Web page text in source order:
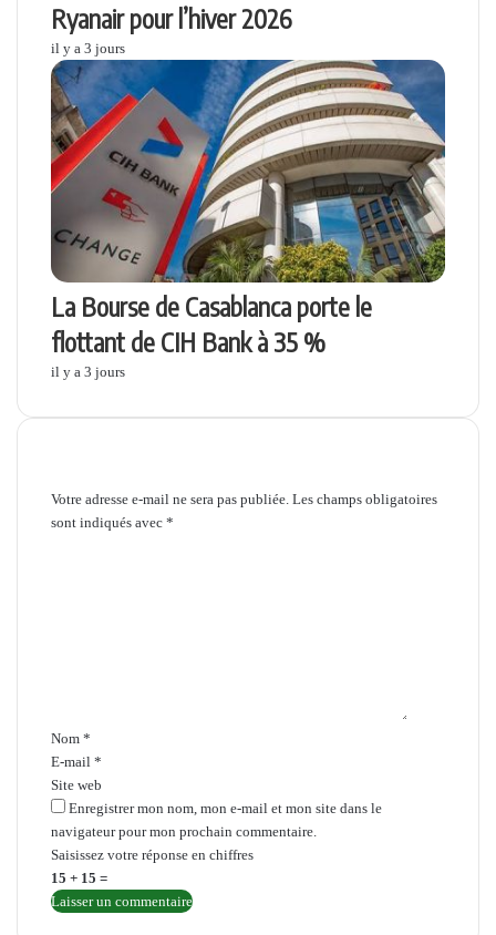
Ryanair pour l’hiver 2026
il y a 3 jours
La Bourse de Casablanca porte le
flottant de CIH Bank à 35 %
il y a 3 jours
Votre adresse e-mail ne sera pas publiée. Les champs obligatoires
sont indiqués avec *
i
r
e
*
Nom *
E-mail *
Site web
Enregistrer mon nom, mon e-mail et mon site dans le
navigateur pour mon prochain commentaire.
Saisissez votre réponse en chiffres
15 + 15 =